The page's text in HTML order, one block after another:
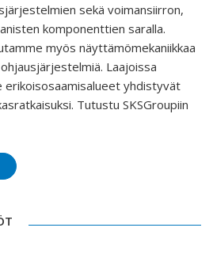
sekä voimansiirron,
komponenttien saralla.
myös näyttämömekaniikkaa
Laajoissa
erikoisosaamisalueet yhdistyvät
Tutustu SKSGroupiin